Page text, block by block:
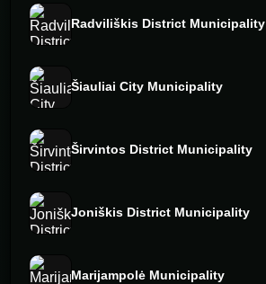
Radviliškis District Municipality
Šiauliai City Municipality
Širvintos District Municipality
Joniškis District Municipality
Marijampolė Municipality